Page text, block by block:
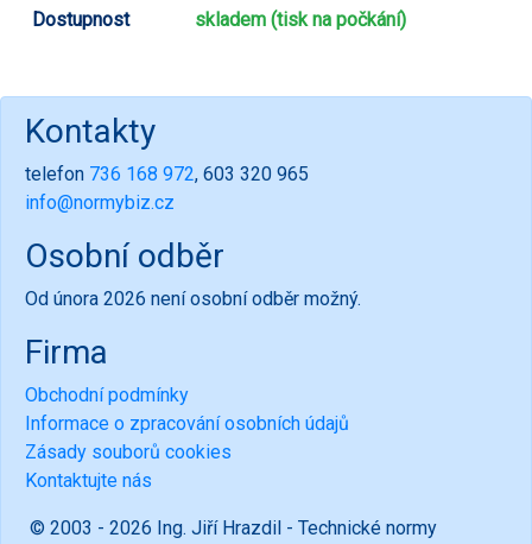
Dostupnost skladem (tisk na počkání)
Kontakty
telefon 736 168 972, 603 320 965
info@normybiz.cz
Osobní odběr
Od února 2026 není osobní odběr možný.
Firma
Obchodní podmínky
Informace o zpracování osobních údajů
Zásady souborů cookies
Kontaktujte nás
© 2003 - 2026 Ing. Jiří Hrazdil - Technické normy